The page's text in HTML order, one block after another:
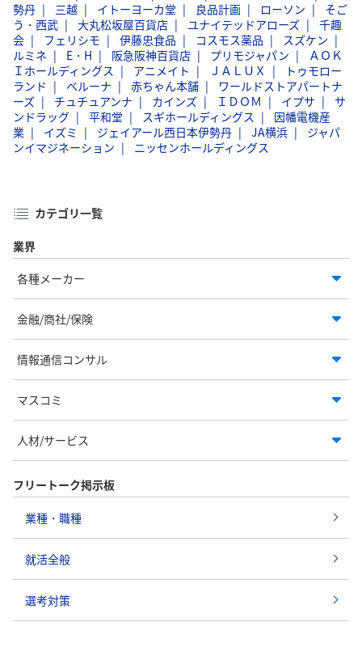
勢丹
三越 イトーヨーカ堂 良品計画 ローソン
そご
う・西武
大丸松坂屋百貨店 ユナイテッドアローズ
千趣
会
フェリシモ 伊藤忠食品 コスモス薬品
スズケン
ルミネ
E・H 阪急阪神百貨店 プリモジャパン
ＡＯＫ
Ｉホールディングス
アニメイト ＪＡＬＵＸ
トゥモロー
ランド
ベルーナ 赤ちゃん本舗
ワールドストアパートナ
ーズ
チュチュアンナ カインズ ＩＤＯＭ イプサ
サ
ンドラッグ
平和堂 スギホールディングス
因幡電機産
業
イズミ ジェイアール西日本伊勢丹 JA横浜
ジャパ
ンイマジネーション
ニッセンホールディングス
カテゴリ一覧
業界
各種メーカー
金融/商社/保険
情報通信コンサル
マスコミ
人材/サービス
フリートーク掲示板
業種・職種
就活全般
選考対策